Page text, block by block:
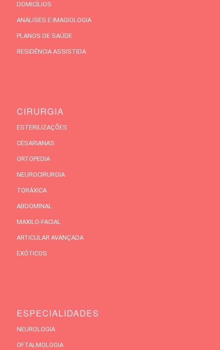
DOMICÍLIOS
ANÁLISES E IMAGIOLOGIA
PLANOS DE SAÚDE
RESIDÊNCIA ASSISTIDA
CIRURGIA
ESTERILIZAÇÕES
CESARIANAS
ORTOPEDIA
NEUROCIRURGIA
TORÁXICA
ABDOMINAL
MAXILO-FACIAL
ARTICULAR AVANÇADA
EXÓTICOS
ESPECIALIDADES
NEUROLOGIA
OFTALMOLOGIA